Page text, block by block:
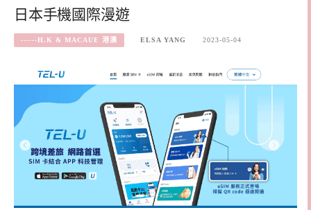
日本手機國際漫遊
------H.K & MACAUE 港澳 ELSA YANG 2023-05-04